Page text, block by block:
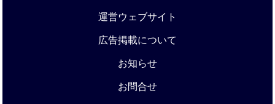
運営ウェブサイト
広告掲載について
お知らせ
お問合せ